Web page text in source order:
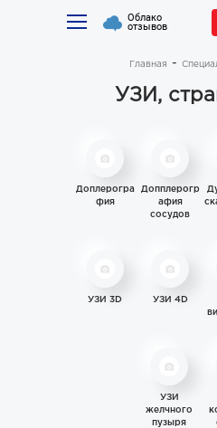
Облако
отзывов
Главная
УЗИ,
Доплерогра
фия
Допплерогр
афия
сосудов
УЗИ 3D УЗИ 4D
УЗИ
желчного
пузыря